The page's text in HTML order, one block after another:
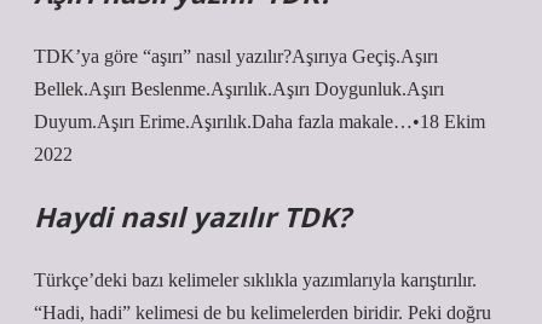
TDK’ya göre “aşırı” nasıl yazılır?Aşırıya Geçiş.Aşırı
Bellek.Aşırı Beslenme.Aşırılık.Aşırı Doygunluk.Aşırı
Duyum.Aşırı Erime.Aşırılık.Daha fazla makale…•18 Ekim
2022
Haydi nasıl yazılır TDK?
Türkçe’deki bazı kelimeler sıklıkla yazımlarıyla karıştırılır.
“Hadi, hadi” kelimesi de bu kelimelerden biridir. Peki doğru